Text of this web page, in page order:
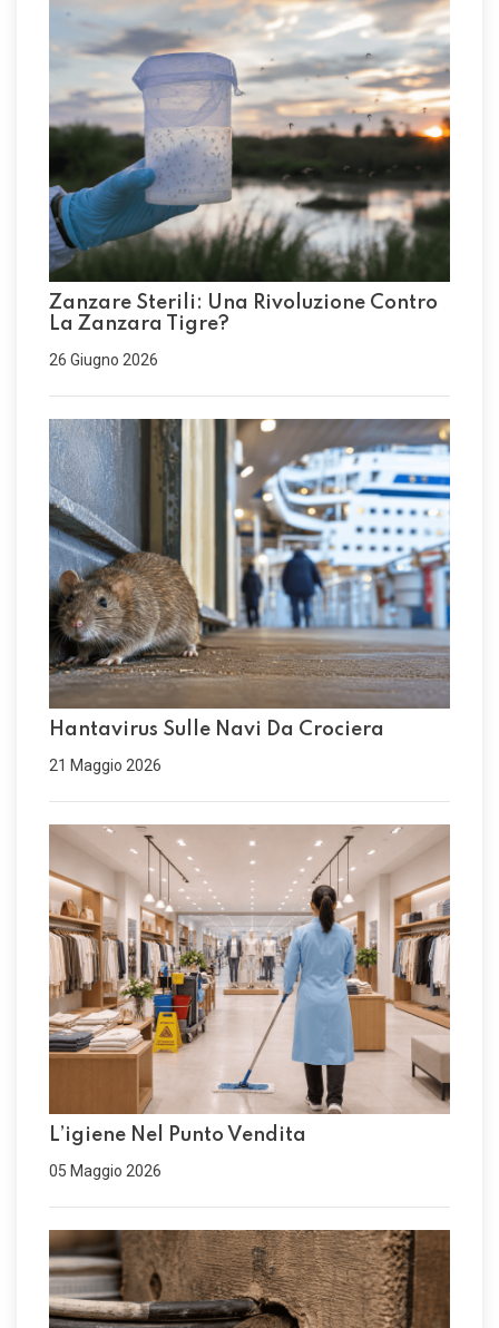
Zanzare Sterili: Una Rivoluzione Contro
La Zanzara Tigre?
26 Giugno 2026
Hantavirus Sulle Navi Da Crociera
21 Maggio 2026
L’igiene Nel Punto Vendita
05 Maggio 2026